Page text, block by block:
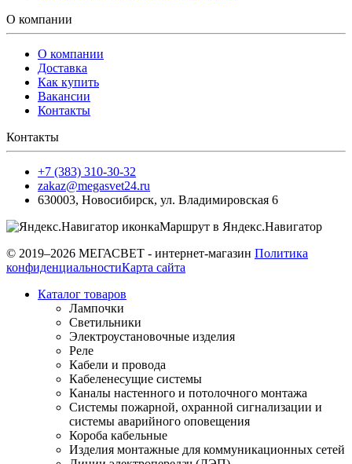
О компании
О компании
Доставка
Как купить
Вакансии
Контакты
Контакты
+7 (383) 310-30-32
zakaz@megasvet24.ru
630003, Новосибирск, ул. Владимировская 6
Маршрут в Яндекс.Навигатор
© 2019–2026 МЕГАСВЕТ - интернет-магазин Политика
конфиденциальностиКарта сайта
Каталог товаров
Лампочки
Светильники
Электроустановочные изделия
Реле
Кабели и провода
Кабеленесущие системы
Каналы настенного и потолочного монтажа
Системы пожарной, охранной сигнализации и
системы аварийного оповещения
Короба кабельные
Изделия монтажные для коммуникационных сетей